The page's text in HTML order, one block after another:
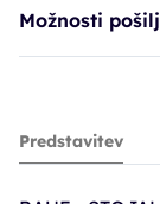
Možnosti
Raue
Predstavitev